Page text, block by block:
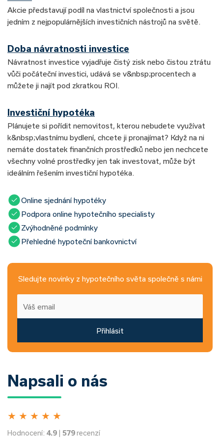
Akcie představují podíl na vlastnictví společnosti a jsou
jedním z nejpopulárnějších investičních nástrojů na světě.
Doba návratnosti investice
Návratnost investice vyjadřuje čistý zisk nebo čistou ztrátu
vůči počáteční investici, udává se v&nbsp;procentech a
můžete ji najít pod zkratkou ROI.
Investiční hypotéka
Plánujete si pořídit nemovitost, kterou nebudete využívat
k&nbsp;vlastnímu bydlení, chcete ji pronajímat? Když na ni
nemáte dostatek finančních prostředků nebo jen nechcete
všechny volné prostředky jen tak investovat, může být
ideálním řešením investiční hypotéka.
Online sjednání hypotéky
Podpora online hypotečního specialisty
Zvýhodněné podmínky
Přehledné hypoteční bankovnictví
Sledujte novinky z hypotečního světa společně s námi
Přihlásit
Napsali o nás
★ ★ ★ ★ ★
Hodnocení: 4.9 | 579recenzí